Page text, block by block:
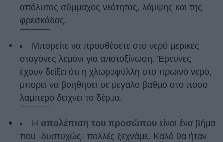
απόλυτος σύμμαχος νεότητας, λάμψης και της
φρεσκάδας.
Μπορείτε να προσθέσετε στο νερό μερικές
σταγόνες λεμόνι για αποτοξίνωση. Έρευνες
έχουν δείξει ότι η χλωροφύλλη στο πρωινό νερό,
μπορεί να βοηθήσει σε μεγάλο βαθμό στο πόσο
λαμπερό δείχνει το δέρμα.
Η απολέπιση του προσώπουείναι ένα βήμα
που -δυστυχώς- πολλές ξεχνάμε. Καλό θα ήταν